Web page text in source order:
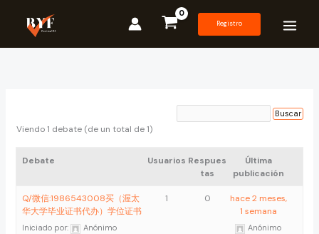
contenido
Registro
Viendo 1 debate (de un total de 1)
Debate Usuarios Respues
tas
Última
publicación
Q/微信:1986543008买（渥太
华大学毕业证书代办）学位证书
Iniciado por:
Anónimo
1 0
hace 2 meses,
1 semana
Anónimo